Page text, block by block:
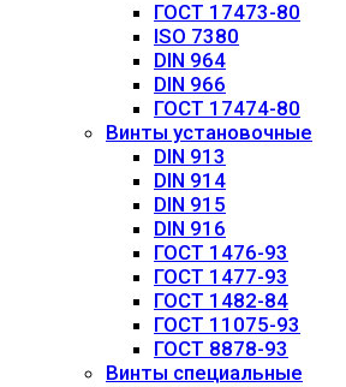
ГОСТ 17473-80
ISO 7380
DIN 964
DIN 966
ГОСТ 17474-80
Винты установочные
DIN 913
DIN 914
DIN 915
DIN 916
ГОСТ 1476-93
ГОСТ 1477-93
ГОСТ 1482-84
ГОСТ 11075-93
ГОСТ 8878-93
Винты специальные